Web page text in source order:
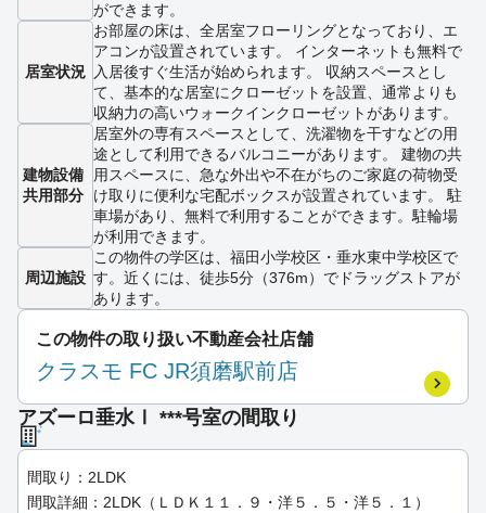
ができます。
居室状況
お部屋の床は、全居室フローリングとなっており、エ
アコンが設置されています。 インターネットも無料で
入居後すぐ生活が始められます。 収納スペースとし
て、基本的な居室にクローゼットを設置、通常よりも
収納力の高いウォークインクローゼットがあります。
建物設備
共用部分
居室外の専有スペースとして、洗濯物を干すなどの用
途として利用できるバルコニーがあります。 建物の共
用スペースに、急な外出や不在がちのご家庭の荷物受
け取りに便利な宅配ボックスが設置されています。 駐
車場があり、無料で利用することができます。駐輪場
が利用できます。
周辺施設
この物件の学区は、福田小学校区・垂水東中学校区で
す。近くには、徒歩5分（376m）でドラッグストアが
あります。
この物件の取り扱い不動産会社店舗
クラスモ FC JR須磨駅前店
アズーロ垂水Ⅰ ***号室の間取り
間取り：2LDK
間取詳細：2LDK（ＬＤＫ１１．９・洋５．５・洋５．１）